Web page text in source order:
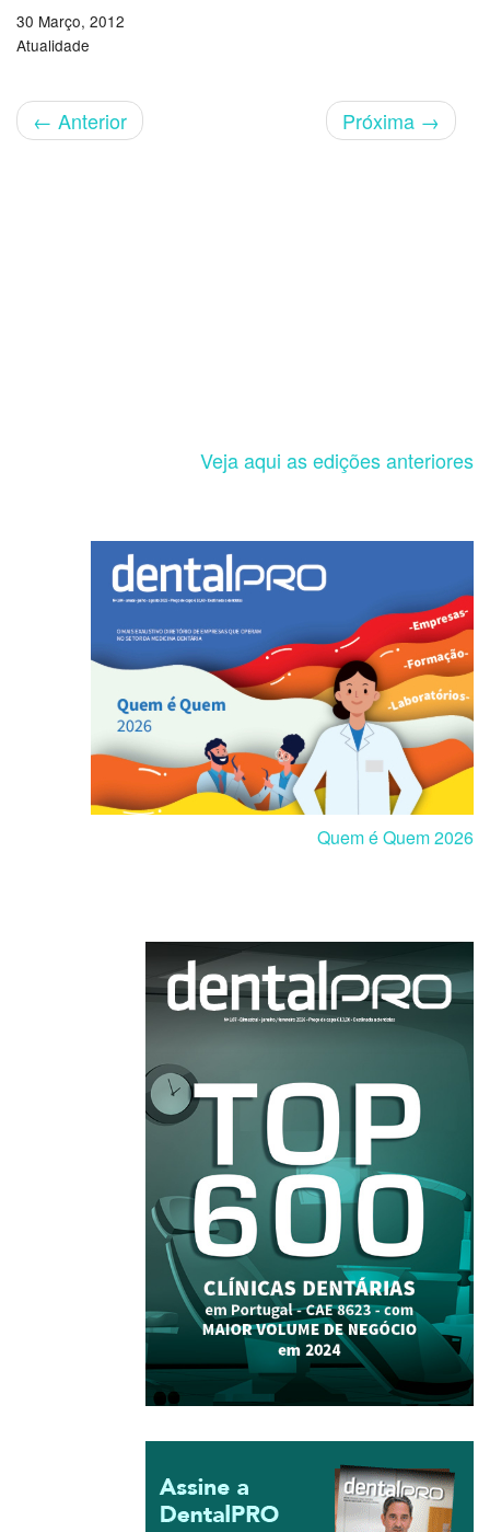
30 Março, 2012
Atualidade
← Anterior Próxima →
Veja aqui as edições anteriores
Quem é Quem 2026